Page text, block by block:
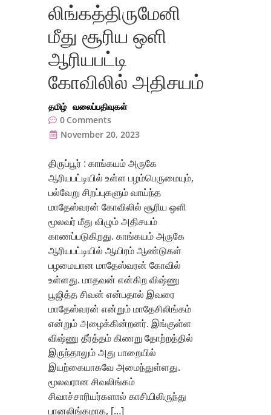
லிங்கத்திருமேனி
மீது சூரிய ஒளி
ஆரியபட்டி
கோவிலில் அதிசயம்
தமிழ் வலைப்பதிவுகள்
0 Comments
November 20, 2023
திருப்பூர் : காங்கயம் அருகே
ஆரியபட்டியில் உள்ள பழம்பெருமையும்,
பல்வேறு சிறப்புகளும் வாய்ந்த
மாதேஸ்வரன் கோவிலில் சூரிய ஒளி
மூலவர் மீது விழும் அதிசயம்
காணப்படுகிறது. காங்கயம் அருகே
ஆரியபட்டியில் ஆயிரம் ஆண்டுகள்
பழமையான மாதேஸ்வரன் கோவில்
உள்ளது. மாதவன் என்கிற விஷ்ணு
பூஜித்த சிவன் என்பதால் இவரை
மாதேஸ்வரன் என்றும் மாதேசிலிங்கம்
என்றும் அழைக்கின்றனர். இங்குள்ள
விஷ்ணு தீர்த்தம் கிணறு தோற்றத்தில்
இருந்தாலும் அது பாறையில்
இயற்கையாகவே அமைந்துள்ளது.
மூலவரான சிவலிங்கம்
சிவாச்சாரியர்களால் காசியிலிருந்து
பானலிங்கமாக, […]